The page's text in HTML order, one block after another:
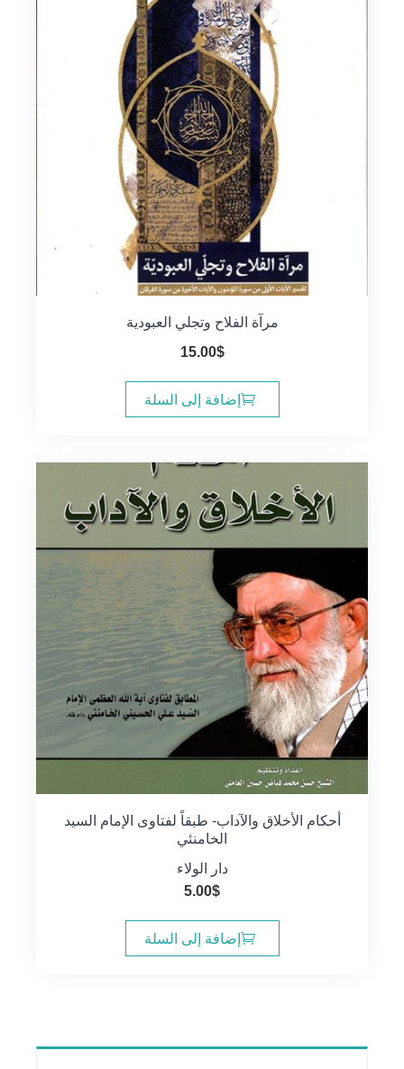
مرآة الفلاح وتجلي العبودية
15.00$
إضافة إلى السلة
أحكام الأخلاق والآداب- طبقاً لفتاوى الإمام السيد
الخامنئي
دار الولاء
5.00$
إضافة إلى السلة